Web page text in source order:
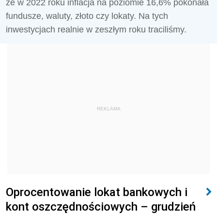
że w 2022 roku inflacja na poziomie 16,6% pokonała
fundusze, waluty, złoto czy lokaty. Na tych
inwestycjach realnie w zeszłym roku traciliśmy.
REKLAMA
Oprocentowanie lokat bankowych i
kont oszczędnościowych – grudzień